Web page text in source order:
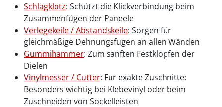
Schlagklotz: Schützt die Klickverbindung beim
Zusammenfügen der Paneele
Verlegekeile / Abstandskeile: Sorgen für
gleichmäßige Dehnungsfugen an allen Wänden
Gummihammer: Zum sanften Festklopfen der
Dielen
Vinylmesser / Cutter: Für exakte Zuschnitte:
Besonders wichtig bei Klebevinyl oder beim
Zuschneiden von Sockelleisten